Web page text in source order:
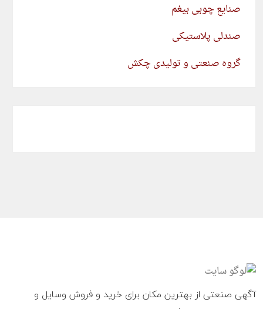
صنایع چوبی بیغم
صندلی پلاستیکی
گروه صنعتی و تولیدی چکش
آگهی صنعتی از بهترین مکان برای خرید و فروش وسایل و